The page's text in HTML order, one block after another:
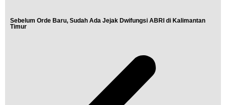
Sebelum Orde Baru, Sudah Ada Jejak Dwifungsi ABRI di Kalimantan
Timur